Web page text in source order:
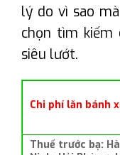
lý do vì sao
chọn tìm kiếm
siêu lướt.
Chi phí lăn bánh
Thuế trước bạ: